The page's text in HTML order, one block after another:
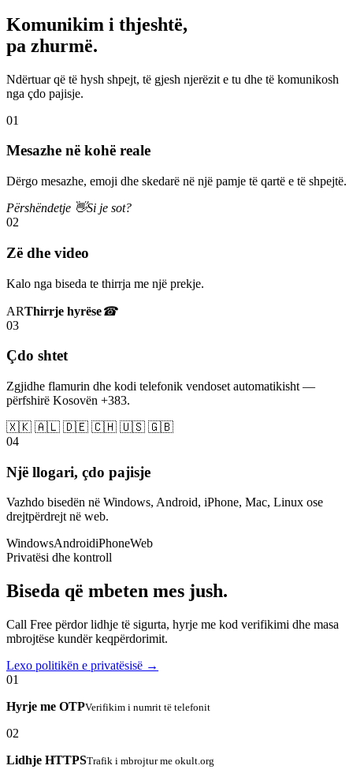
Komunikim i thjeshtë,
pa zhurmë.
Ndërtuar që të hysh shpejt, të gjesh njerëzit e tu dhe të komunikosh
nga çdo pajisje.
01
Mesazhe në kohë reale
Dërgo mesazhe, emoji dhe skedarë në një pamje të qartë e të shpejtë.
Përshëndetje 👋Si je sot?
02
Zë dhe video
Kalo nga biseda te thirrja me një prekje.
ARThirrje hyrëse☎
03
Çdo shtet
Zgjidhe flamurin dhe kodi telefonik vendoset automatikisht —
përfshirë Kosovën +383.
🇽🇰 🇦🇱 🇩🇪 🇨🇭 🇺🇸 🇬🇧
04
Një llogari, çdo pajisje
Vazhdo bisedën në Windows, Android, iPhone, Mac, Linux ose
drejtpërdrejt në web.
WindowsAndroidiPhoneWeb
Privatësi dhe kontroll
Biseda që mbeten mes jush.
Call Free përdor lidhje të sigurta, hyrje me kod verifikimi dhe masa
mbrojtëse kundër keqpërdorimit.
Lexo politikën e privatësisë →
01
Hyrje me OTPVerifikim i numrit të telefonit
02
Lidhje HTTPSTrafik i mbrojtur me okult.org